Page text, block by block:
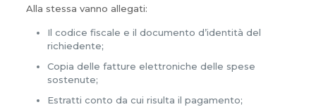
Alla stessa vanno allegati:
Il codice fiscale e il documento d’identità del
richiedente;
Copia delle fatture elettroniche delle spese
sostenute;
Estratti conto da cui risulta il pagamento;